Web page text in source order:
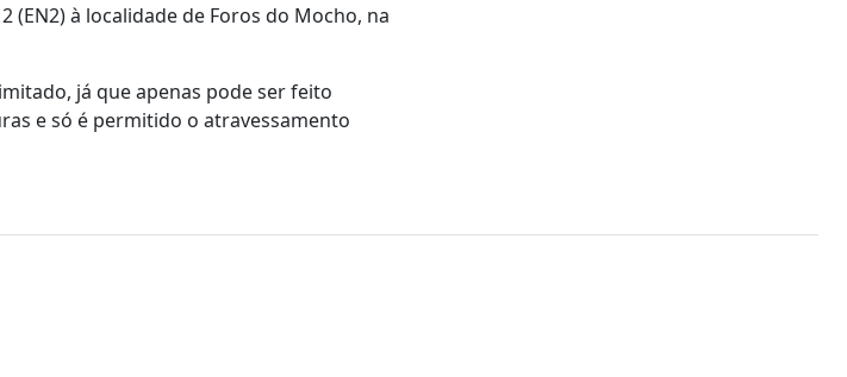
à localidade de Foros do Mocho, na
já que apenas pode ser feito
e só é permitido o atravessamento